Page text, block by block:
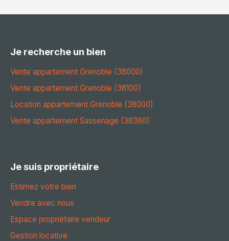
Je recherche un bien
Vente appartement Grenoble (38000)
Vente appartement Grenoble (38100)
Location appartement Grenoble (38000)
Vente appartement Sassenage (38360)
Je suis propriétaire
Estimez votre bien
Vendre avec nous
Espace propriétaire vendeur
Gestion locative